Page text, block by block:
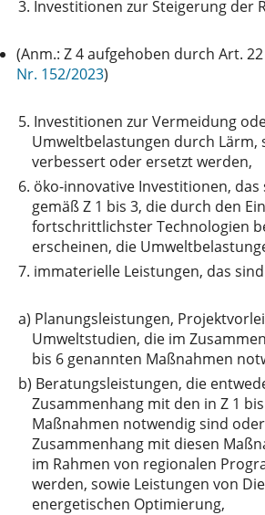
3. Investitionen zur Steigerung der
(Anm.: Z 4 aufgehoben durch Art. 22
Nr. 152/2023)
5. Investitionen zur Vermeidung
Umweltbelastungen durch Lärm,
verbessert oder ersetzt werden,
6. öko-innovative Investitionen,
gemäß Z 1 bis 3, die durch den
fortschrittlichster Technologien
erscheinen, die
7. immaterielle Leistungen, das sind
a) Planungsleistungen,
Umweltstudien, die im
bis 6 genannten Maßnahmen
b) Beratungsleistungen, die
Zusammenhang mit den in Z 1
Maßnahmen notwendig sind
Zusammenhang mit diesen
im Rahmen von regionalen
werden, sowie Leistungen von
energetischen Optimierung,